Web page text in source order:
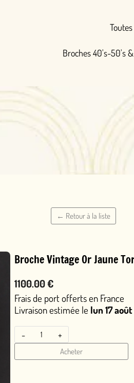
40's-50's & Vintage
Or Jaune Torsadé Perle Akoya
en France
lelun 17 aoûtou le ven 14 août